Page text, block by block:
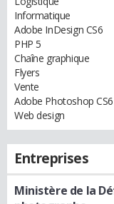
Informatique
Adobe InDesign CS6
PHP 5
Chaîne graphique
Flyers
Vente
Adobe Photoshop CS6
Web design
Entreprises
Ministère de la